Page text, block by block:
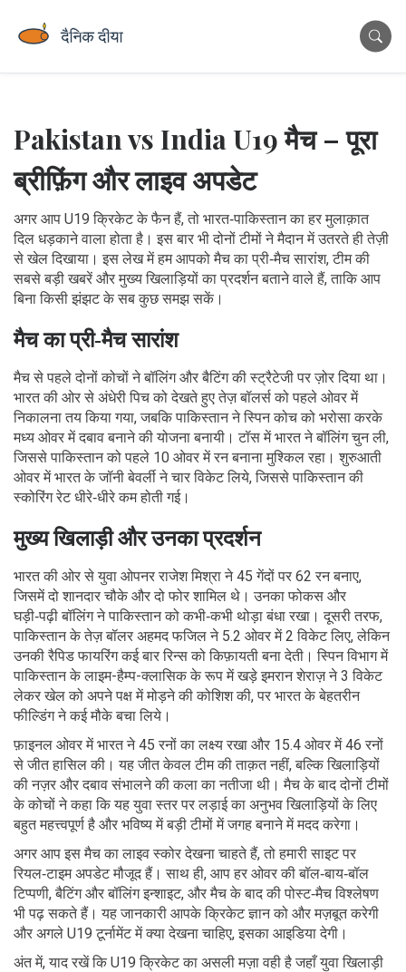
Pakistan vs India U19 मैच – पूरा
ब्रीफ़िंग और लाइव अपडेट
अगर आप U19 क्रिकेट के फैन हैं, तो भारत‑पाकिस्तान का हर मुलाक़ात
दिल धड़काने वाला होता है। इस बार भी दोनों टीमों ने मैदान में उतरते ही तेज़ी
से खेल दिखाया। इस लेख में हम आपको मैच का प्री‑मैच सारांश, टीम की
सबसे बड़ी खबरें और मुख्य खिलाड़ियों का प्रदर्शन बताने वाले हैं, ताकि आप
बिना किसी झंझट के सब कुछ समझ सकें।
मैच का प्री‑मैच सारांश
मैच से पहले दोनों कोचों ने बॉलिंग और बैटिंग की स्ट्रैटेजी पर ज़ोर दिया था।
भारत की ओर से अंधेरी पिच को देखते हुए तेज़ बॉलर्स को पहले ओवर में
निकालना तय किया गया, जबकि पाकिस्तान ने स्पिन कोच को भरोसा करके
मध्य ओवर में दबाव बनाने की योजना बनायी। टॉस में भारत ने बॉलिंग चुन ली,
जिससे पाकिस्तान को पहले 10 ओवर में रन बनाना मुश्किल रहा। शुरुआती
ओवर में भारत के जॉनी बेवर्ली ने चार विकेट लिये, जिससे पाकिस्तान की
स्कोरिंग रेट धीरे‑धीरे कम होती गई।
मुख्य खिलाड़ी और उनका प्रदर्शन
भारत की ओर से युवा ओपनर राजेश मिश्रा ने 45 गेंदों पर 62 रन बनाए,
जिसमें दो शानदार चौके और दो फोर शामिल थे। उनका फोकस और
घड़ी‑पढ़ी बॉलिंग ने पाकिस्तान को कभी‑कभी थोड़ा बंधा रखा। दूसरी तरफ,
पाकिस्तान के तेज़ बॉलर अहमद फजिल ने 5.2 ओवर में 2 विकेट लिए, लेकिन
उनकी रैपिड फायरिंग कई बार रिन्स को किफ़ायती बना देती। स्पिन विभाग में
पाकिस्तान के लाइम-हैम्प-क्लासिक के रूप में खड़े इमरान शेराज़ ने 3 विकेट
लेकर खेल को अपने पक्ष में मोड़ने की कोशिश की, पर भारत के बेहतरीन
फील्डिंग ने कई मौके बचा लिये।
फ़ाइनल ओवर में भारत ने 45 रनों का लक्ष्य रखा और 15.4 ओवर में 46 रनों
से जीत हासिल की। यह जीत केवल टीम की ताक़त नहीं, बल्कि खिलाड़ियों
की नज़र और दबाव संभालने की कला का नतीजा थी। मैच के बाद दोनों टीमों
के कोचों ने कहा कि यह युवा स्तर पर लड़ाई का अनुभव खिलाड़ियों के लिए
बहुत महत्त्वपूर्ण है और भविष्य में बड़ी टीमों में जगह बनाने में मदद करेगा।
अगर आप इस मैच का लाइव स्कोर देखना चाहते हैं, तो हमारी साइट पर
रियल‑टाइम अपडेट मौजूद हैं। साथ ही, आप हर ओवर की बॉल‑बाय‑बॉल
टिप्पणी, बैटिंग और बॉलिंग इन्शाइट, और मैच के बाद की पोस्ट‑मैच विश्लेषण
भी पढ़ सकते हैं। यह जानकारी आपके क्रिकेट ज्ञान को और मज़बूत करेगी
और अगले U19 टूर्नामेंट में क्या देखना चाहिए, इसका आइडिया देगी।
अंत में, याद रखें कि U19 क्रिकेट का असली मज़ा वही है जहाँ युवा खिलाड़ी